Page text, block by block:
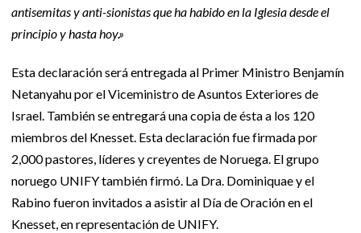
antisemitas y anti-sionistas que ha habido en la Iglesia desde el
principio y hasta hoy.»
Esta declaración será entregada al Primer Ministro Benjamín
Netanyahu por el Viceministro de Asuntos Exteriores de
Israel. También se entregará una copia de ésta a los 120
miembros del Knesset. Esta declaración fue firmada por
2,000 pastores, líderes y creyentes de Noruega. El grupo
noruego UNIFY también firmó. La Dra. Dominiquae y el
Rabino fueron invitados a asistir al Día de Oración en el
Knesset, en representación de UNIFY.